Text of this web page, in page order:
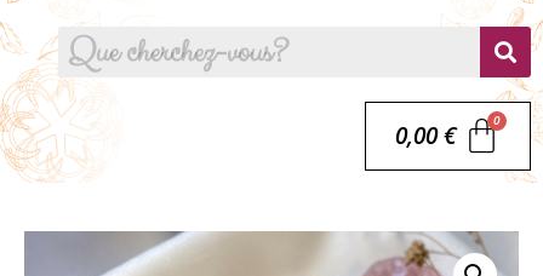
0,00€